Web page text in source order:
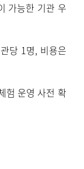
가능한 기관 우
당 1명, 비용은
험 운영 사전 확